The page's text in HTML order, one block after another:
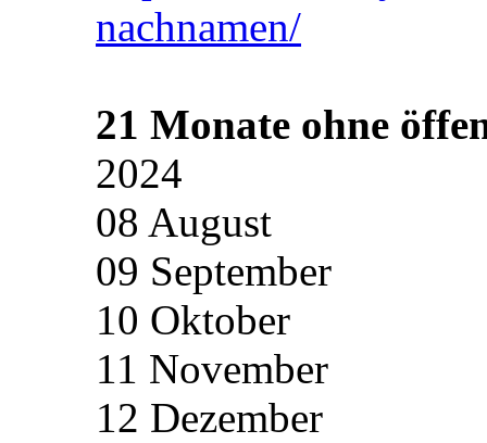
nachnamen/
21 Monate ohne
2024
08 August
09 September
10 Oktober
11 November
12 Dezember